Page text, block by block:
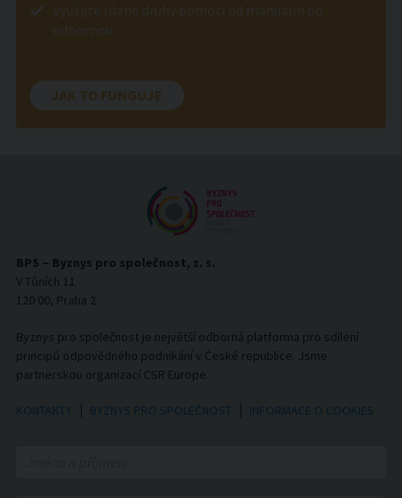
Využijte různé druhy pomoci od manuální po
odbornou
JAK TO FUNGUJE
BPS – Byznys pro společnost, z. s.
V Tůních 11
120 00, Praha 2
Byznys pro společnost je největší odborná platforma pro sdílení
principů odpovědného podnikání v České republice. Jsme
partnerskou organizací CSR Europe.
KONTAKTY BYZNYS PRO SPOLEČNOST INFORMACE O COOKIES